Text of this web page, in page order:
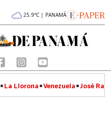
25.9°C | PANAMÁ
La Llorona Venezuela José